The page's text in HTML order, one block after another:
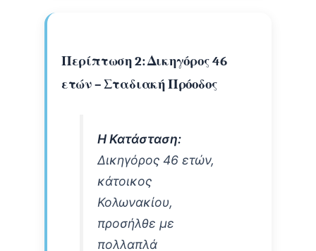
Περίπτωση 2: Δικηγόρος 46
ετών – Σταδιακή Πρόοδος
Η Κατάσταση:
Δικηγόρος 46 ετών,
κάτοικος
Κολωνακίου,
προσήλθε με
πολλαπλά